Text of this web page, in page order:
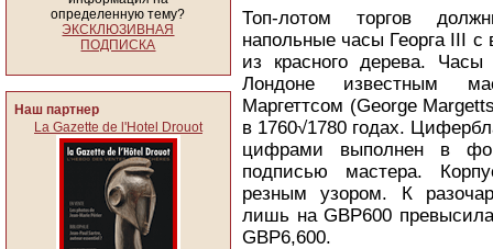
определенную тему?
ЭКСКЛЮЗИВНАЯ
ПОДПИСКА
Наш партнер
La Gazette de l'Hotel Drouot
Топ-лотом торгов
напольные часы Георга III c
из красного дерева.
Лондоне известным
Маргеттсом (George
в 1760√1780 годах.
цифрами выполнен в
подписью мастера.
резным узором. К
лишь на GBP600
GBP6,600.